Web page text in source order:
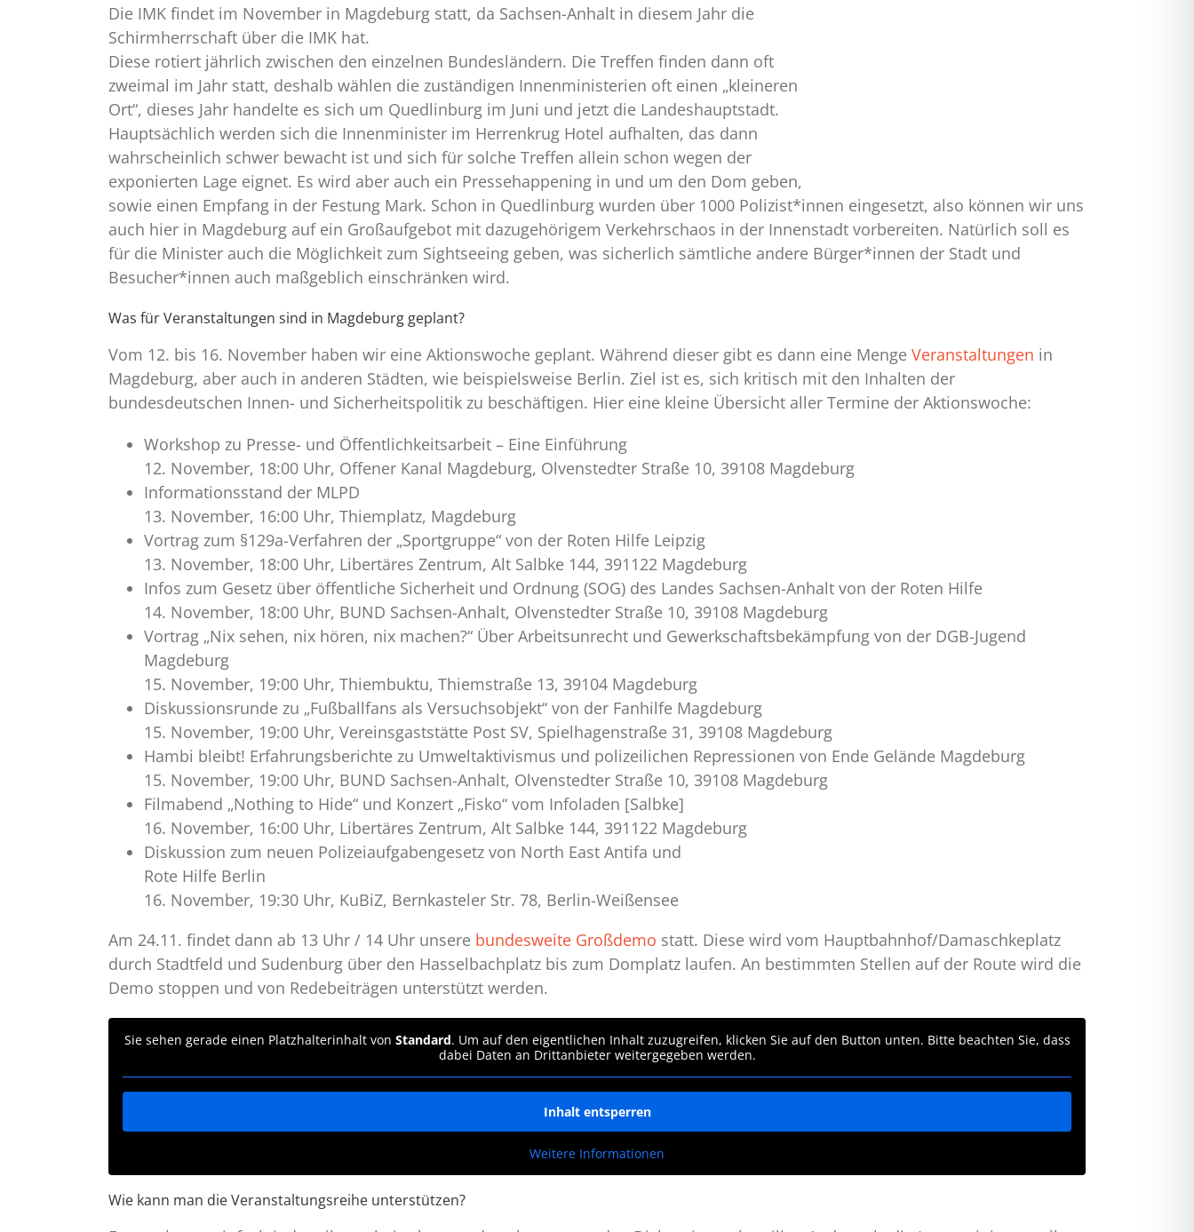
Die IMK findet im November in Magdeburg statt, da Sachsen-Anhalt in diesem Jahr die
Schirmherrschaft über die IMK hat.
Diese rotiert jährlich zwischen den einzelnen Bundesländern. Die Treffen finden dann oft
zweimal im Jahr statt, deshalb wählen die zuständigen Innenministerien oft einen „kleineren
Ort“, dieses Jahr handelte es sich um Quedlinburg im Juni und jetzt die Landeshauptstadt.
Hauptsächlich werden sich die Innenminister im Herrenkrug Hotel aufhalten, das dann
wahrscheinlich schwer bewacht ist und sich für solche Treffen allein schon wegen der
exponierten Lage eignet. Es wird aber auch ein Pressehappening in und um den Dom geben,
sowie einen Empfang in der Festung Mark. Schon in Quedlinburg wurden über 1000 Polizist*innen eingesetzt, also können wir uns
auch hier in Magdeburg auf ein Großaufgebot mit dazugehörigem Verkehrschaos in der Innenstadt vorbereiten. Natürlich soll es
für die Minister auch die Möglichkeit zum Sightseeing geben, was sicherlich sämtliche andere Bürger*innen der Stadt und
Besucher*innen auch maßgeblich einschränken wird.
Was für Veranstaltungen sind in Magdeburg geplant?
Vom 12. bis 16. November haben wir eine Aktionswoche geplant. Während dieser gibt es dann eine Menge Veranstaltungen in
Magdeburg, aber auch in anderen Städten, wie beispielsweise Berlin. Ziel ist es, sich kritisch mit den Inhalten der
bundesdeutschen Innen- und Sicherheitspolitik zu beschäftigen. Hier eine kleine Übersicht aller Termine der Aktionswoche:
Workshop zu Presse- und Öffentlichkeitsarbeit – Eine Einführung
12. November, 18:00 Uhr, Offener Kanal Magdeburg, Olvenstedter Straße 10, 39108 Magdeburg
Informationsstand der MLPD
13. November, 16:00 Uhr, Thiemplatz, Magdeburg
Vortrag zum §129a-Verfahren der „Sportgruppe“ von der Roten Hilfe Leipzig
13. November, 18:00 Uhr, Libertäres Zentrum, Alt Salbke 144, 391122 Magdeburg
Infos zum Gesetz über öffentliche Sicherheit und Ordnung (SOG) des Landes Sachsen-Anhalt von der Roten Hilfe
14. November, 18:00 Uhr, BUND Sachsen-Anhalt, Olvenstedter Straße 10, 39108 Magdeburg
Vortrag „Nix sehen, nix hören, nix machen?“ Über Arbeitsunrecht und Gewerkschaftsbekämpfung von der DGB-Jugend
Magdeburg
15. November, 19:00 Uhr, Thiembuktu, Thiemstraße 13, 39104 Magdeburg
Diskussionsrunde zu „Fußballfans als Versuchsobjekt“ von der Fanhilfe Magdeburg
15. November, 19:00 Uhr, Vereinsgaststätte Post SV, Spielhagenstraße 31, 39108 Magdeburg
Hambi bleibt! Erfahrungsberichte zu Umweltaktivismus und polizeilichen Repressionen von Ende Gelände Magdeburg
15. November, 19:00 Uhr, BUND Sachsen-Anhalt, Olvenstedter Straße 10, 39108 Magdeburg
Filmabend „Nothing to Hide“ und Konzert „Fisko“ vom Infoladen [Salbke]
16. November, 16:00 Uhr, Libertäres Zentrum, Alt Salbke 144, 391122 Magdeburg
Diskussion zum neuen Polizeiaufgabengesetz von North East Antifa und
Rote Hilfe Berlin
16. November, 19:30 Uhr, KuBiZ, Bernkasteler Str. 78, Berlin-Weißensee
Am 24.11. findet dann ab 13 Uhr / 14 Uhr unsere bundesweite Großdemo statt. Diese wird vom Hauptbahnhof/Damaschkeplatz
durch Stadtfeld und Sudenburg über den Hasselbachplatz bis zum Domplatz laufen. An bestimmten Stellen auf der Route wird die
Demo stoppen und von Redebeiträgen unterstützt werden.
Sie sehen gerade einen Platzhalterinhalt von Standard. Um auf den eigentlichen Inhalt zuzugreifen, klicken Sie auf den Button unten. Bitte beachten Sie, dass
dabei Daten an Drittanbieter weitergegeben werden.
Inhalt entsperren
Weitere Informationen
Wie kann man die Veranstaltungsreihe unterstützen?